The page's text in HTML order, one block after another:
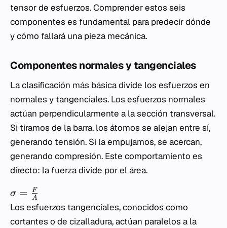
tensor de esfuerzos. Comprender estos seis
componentes es fundamental para predecir dónde
y cómo fallará una pieza mecánica.
Componentes normales y tangenciales
La clasificación más básica divide los esfuerzos en
normales y tangenciales. Los esfuerzos normales
actúan perpendicularmente a la sección transversal.
Si tiramos de la barra, los átomos se alejan entre sí,
generando tensión. Si la empujamos, se acercan,
generando compresión. Este comportamiento es
directo: la fuerza divide por el área.
σ = A
F
Los esfuerzos tangenciales, conocidos como
cortantes o de cizalladura, actúan paralelos a la